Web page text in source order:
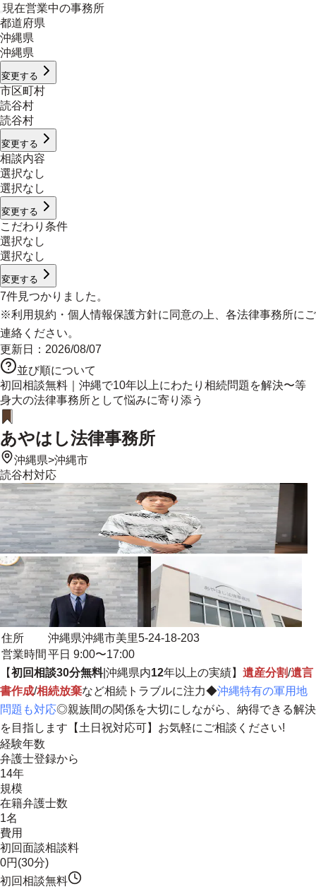
現在営業中の事務所
都道府県
沖縄県
沖縄県
変更する
市区町村
読谷村
読谷村
変更する
相談内容
選択なし
選択なし
変更する
こだわり条件
選択なし
選択なし
変更する
7件見つかりました。
※利用規約 ・ 個人情報保護方針に同意の上、各法律事務所にご
連絡ください。
更新日： 2026/08/07
並び順について
初回相談無料｜沖縄で10年以上にわたり相続問題を解決〜等
身大の法律事務所として悩みに寄り添う
あやはし法律事務所
沖縄県>沖縄市
読谷村対応
住所
沖縄県沖縄市美里5-24-18-203
営業時間 平日 9:00〜17:00
【初回相談30分無料|沖縄県内12年以上の実績】 遺産分割/遺言
書作成/相続放棄など相続トラブルに注力◆沖縄特有の軍用地
問題も対応◎親族間の関係を大切にしながら、納得できる解決
を目指します 【土日祝対応可】お気軽にご相談ください!
経験年数
弁護士登録から
14年
規模
在籍弁護士数
1名
費用
初回面談相談料
0円(30分)
初回相談無料